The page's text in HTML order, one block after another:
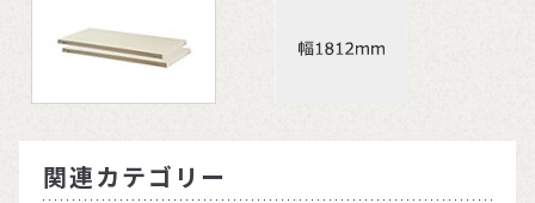
関連カテゴリー